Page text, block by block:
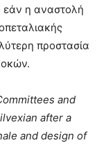
εάν η αναστολή
προστασία
and
after a
and design of